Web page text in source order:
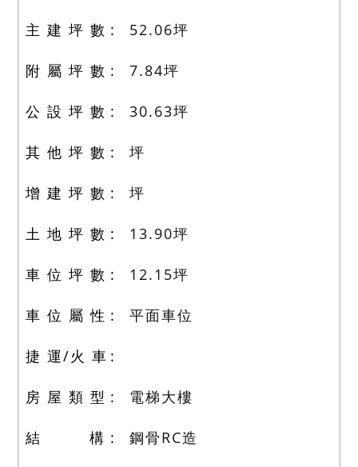
主 建 坪 數 52.06坪
附 屬 坪 數 7.84坪
公 設 坪 數 30.63坪
其 他 坪 數 坪
增 建 坪 數 坪
土 地 坪 數 13.90坪
車 位 坪 數 12.15坪
車 位 屬 性 平面車位
捷 運/火 車
房 屋 類 型 電梯大樓
結 構 鋼骨RC造